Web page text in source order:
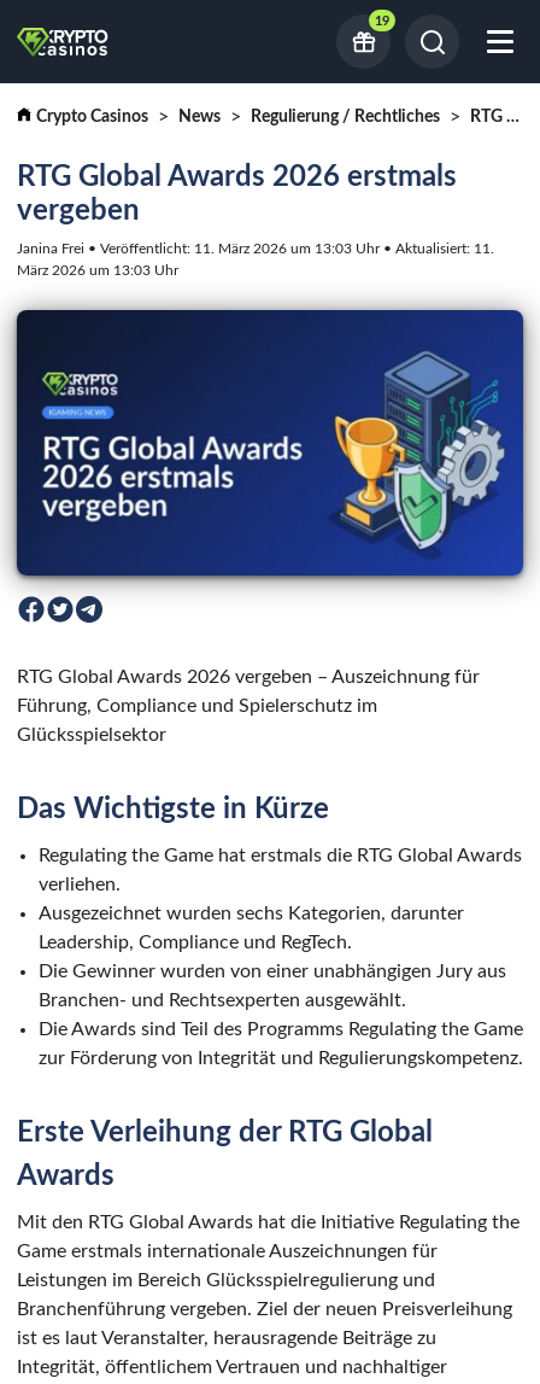
19
Crypto Casinos News Regulierung / Rechtliches RTG Global Awards 2026 erstmals vergeben
RTG Global Awards 2026 erstmals
vergeben
Janina Frei • Veröffentlicht: 11. März 2026 um 13:03 Uhr • Aktualisiert: 11.
März 2026 um 13:03 Uhr
RTG Global Awards 2026 vergeben – Auszeichnung für
Führung, Compliance und Spielerschutz im
Glücksspielsektor
Das Wichtigste in Kürze
Regulating the Game hat erstmals die RTG Global Awards
verliehen.
Ausgezeichnet wurden sechs Kategorien, darunter
Leadership, Compliance und RegTech.
Die Gewinner wurden von einer unabhängigen Jury aus
Branchen- und Rechtsexperten ausgewählt.
Die Awards sind Teil des Programms Regulating the Game
zur Förderung von Integrität und Regulierungskompetenz.
Erste Verleihung der RTG Global
Awards
Mit den RTG Global Awards hat die Initiative Regulating the
Game erstmals internationale Auszeichnungen für
Leistungen im Bereich Glücksspielregulierung und
Branchenführung vergeben. Ziel der neuen Preisverleihung
ist es laut Veranstalter, herausragende Beiträge zu
Integrität, öffentlichem Vertrauen und nachhaltiger